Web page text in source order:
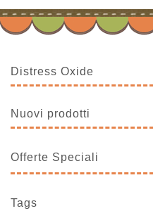
Distress Oxide
Nuovi prodotti
Offerte Speciali
Tags